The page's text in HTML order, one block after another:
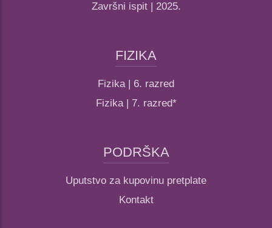
Završni ispit | 2025.
FIZIKA
Fizika | 6. razred
Fizika | 7. razred*
PODRŠKA
Uputstvo za kupovinu pretplate
Kontakt